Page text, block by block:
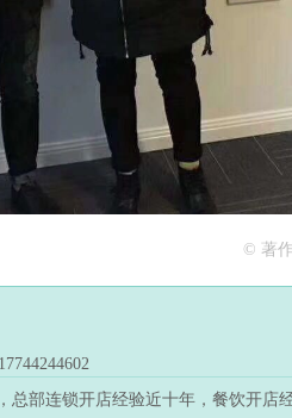
© 著
部连锁开店经验近十年，餐饮开店